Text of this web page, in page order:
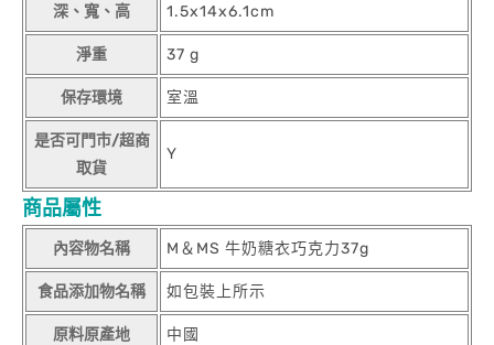
深、寬、高 1.5x14x6.1cm
淨重 37 g
保存環境 室溫
是否可門市/超商
取貨
Y
商品屬性
內容物名稱 M＆MS 牛奶糖衣巧克力37g
食品添加物名稱 如包裝上所示
原料原產地 中國